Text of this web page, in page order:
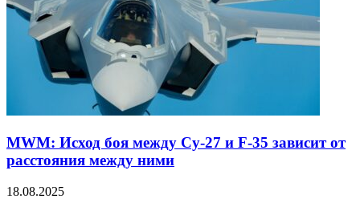
MWM: Исход боя между Су-27 и F-35 зависит от
расстояния между ними
18.08.2025